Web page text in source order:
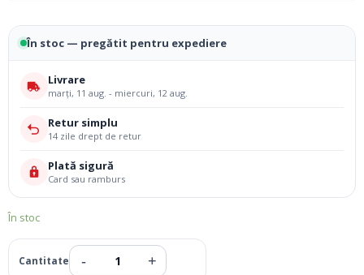
În stoc — pregătit pentru expediere
Livrare
marți, 11 aug. - miercuri, 12 aug.
Retur simplu
14 zile drept de retur
Plată sigură
Card sau ramburs
În stoc